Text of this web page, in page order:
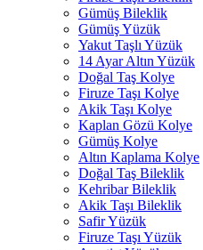
Gümüş Bileklik
Gümüş Yüzük
Yakut Taşlı Yüzük
14 Ayar Altın Yüzük
Doğal Taş Kolye
Firuze Taşı Kolye
Akik Taşı Kolye
Kaplan Gözü Kolye
Gümüş Kolye
Altın Kaplama Kolye
Doğal Taş Bileklik
Kehribar Bileklik
Akik Taşı Bileklik
Safir Yüzük
Firuze Taşı Yüzük